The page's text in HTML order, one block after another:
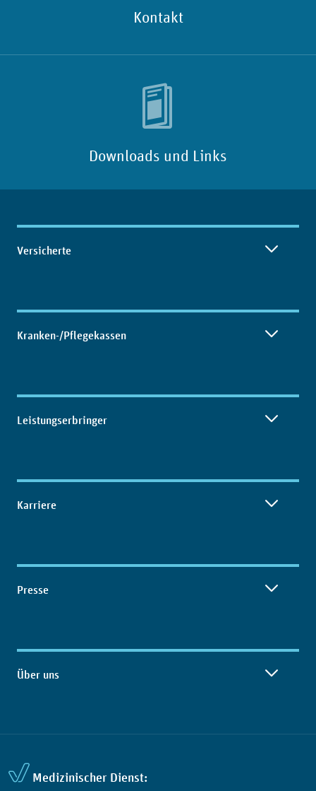
Kontakt
Downloads und Links
Inhaltsübersicht
Versicherte
Kranken-/Pflegekassen
Leistungserbringer
Karriere
Presse
Über uns
Medizinischer Dienst: